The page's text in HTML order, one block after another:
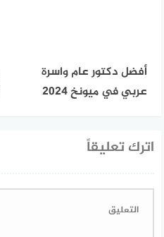
أفضل دكتور عام واسرة
عربي في ميونخ 2024
اترك تعليقاً